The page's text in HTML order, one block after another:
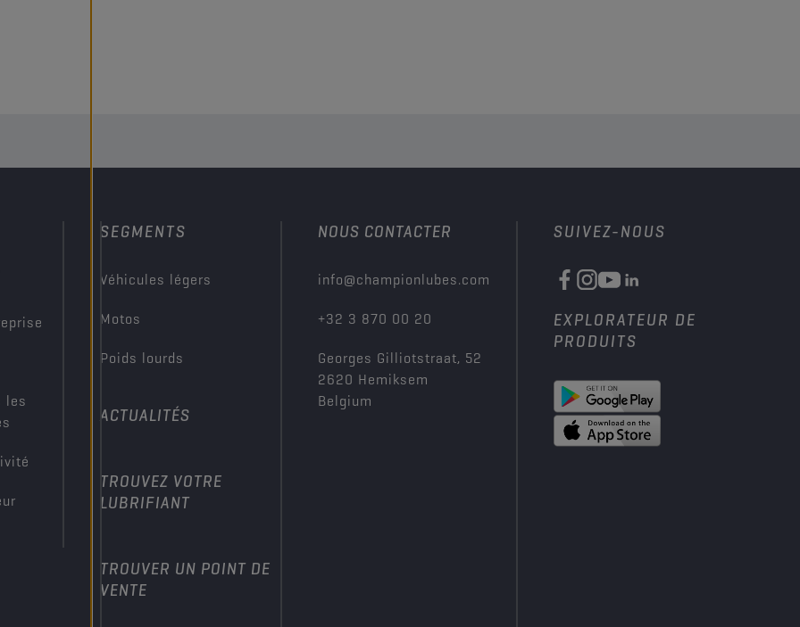
les
SEGMENTS
Véhicules légers
Motos
Poids lourds
ACTUALITÉS
TROUVEZ VOTRE
LUBRIFIANT
TROUVER UN POINT DE
VENTE
NOUS CONTACTER
info@championlubes.com
+32 3 870 00 20
Georges Gilliotstraat, 52
2620 Hemiksem
Belgium
SUIVEZ-NOUS
EXPLORATEUR DE
PRODUITS